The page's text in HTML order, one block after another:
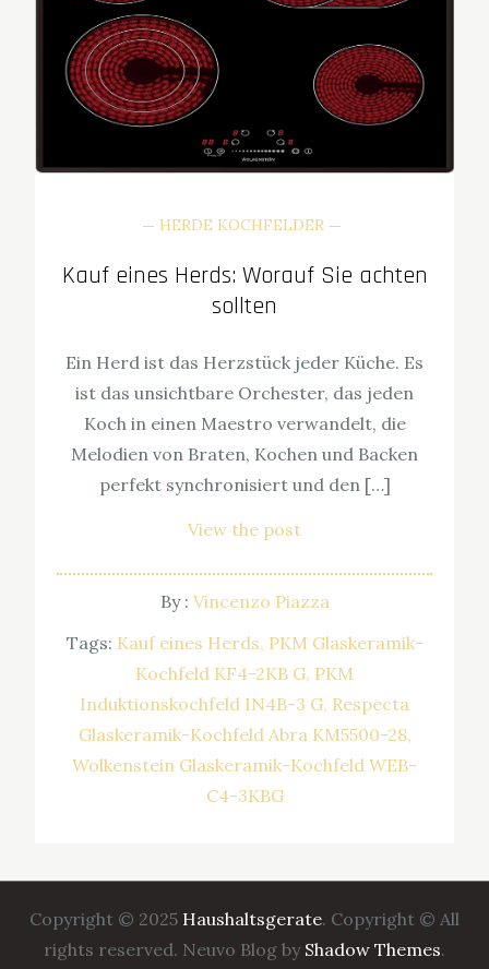
HERDE KOCHFELDER
Kauf eines Herds: Worauf Sie achten
sollten
Ein Herd ist das Herzstück jeder Küche. Es
ist das unsichtbare Orchester, das jeden
Koch in einen Maestro verwandelt, die
Melodien von Braten, Kochen und Backen
perfekt synchronisiert und den […]
View the post
By : Vincenzo Piazza
Tags: Kauf eines Herds PKM Glaskeramik-
Kochfeld KF4-2KB G PKM
Induktionskochfeld IN4B-3 G Respecta
Glaskeramik-Kochfeld Abra KM5500-28
Wolkenstein Glaskeramik-Kochfeld WEB-
C4-3KBG
Copyright © 2025 Haushaltsgerate. Copyright © All
rights reserved. Neuvo Blog by Shadow Themes.